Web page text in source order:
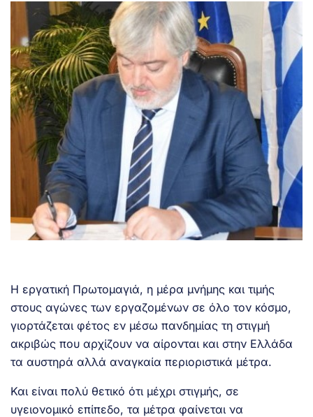
Η εργατική Πρωτομαγιά, η μέρα μνήμης και τιμής
στους αγώνες των εργαζομένων σε όλο τον κόσμο,
γιορτάζεται φέτος εν μέσω πανδημίας τη στιγμή
ακριβώς που αρχίζουν να αίρονται και στην Ελλάδα
τα αυστηρά αλλά αναγκαία περιοριστικά μέτρα.
Και είναι πολύ θετικό ότι μέχρι στιγμής, σε
υγειονομικό επίπεδο, τα μέτρα φαίνεται να